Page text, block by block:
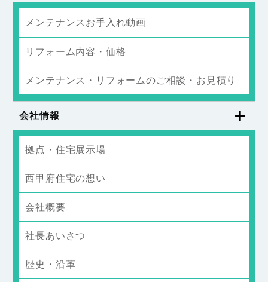
メンテナンスお手入れ動画
リフォーム内容・価格
メンテナンス・リフォームのご相談・お見積り
会社情報
拠点・住宅展示場
西甲府住宅の想い
会社概要
社長あいさつ
歴史・沿革